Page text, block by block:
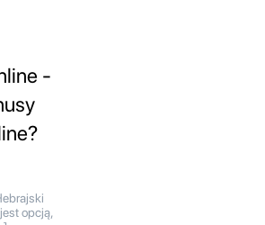
-
opcją,